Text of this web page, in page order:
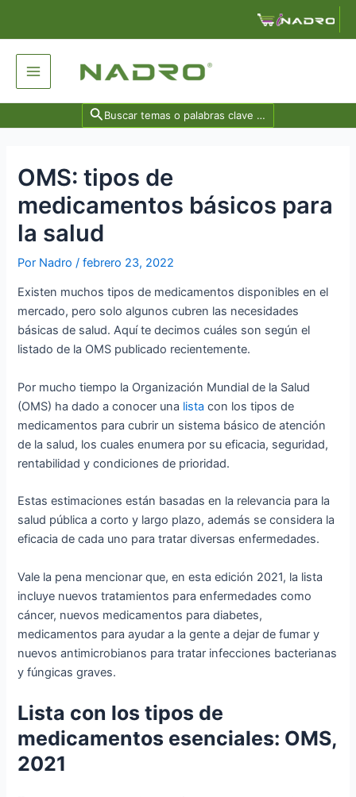
Main
Menu
Search
for:
OMS: tipos de
medicamentos básicos para
la salud
Por Nadro/febrero 23, 2022
Existen muchos tipos de medicamentos disponibles en el
mercado, pero solo algunos cubren las necesidades
básicas de salud. Aquí te decimos cuáles son según el
listado de la OMS publicado recientemente.
Por mucho tiempo la Organización Mundial de la Salud
(OMS) ha dado a conocer una lista con los tipos de
medicamentos para cubrir un sistema básico de atención
de la salud, los cuales enumera por su eficacia, seguridad,
rentabilidad y condiciones de prioridad.
Estas estimaciones están basadas en la relevancia para la
salud pública a corto y largo plazo, además se considera la
eficacia de cada uno para tratar diversas enfermedades.
Vale la pena mencionar que, en esta edición 2021, la lista
incluye nuevos tratamientos para enfermedades como
cáncer, nuevos medicamentos para diabetes,
medicamentos para ayudar a la gente a dejar de fumar y
nuevos antimicrobianos para tratar infecciones bacterianas
y fúngicas graves.
Lista con los tipos de
medicamentos esenciales: OMS,
2021